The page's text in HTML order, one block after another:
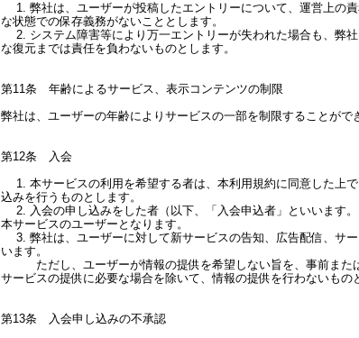
1. 弊社は、ユーザーが投稿したエントリーについて、運営上の
な状態での保存義務がないこととします。
2. システム障害等により万一エントリーが失われた場合も、弊
な復元までは責任を負わないものとします。
第11条 年齢によるサービス、表示コンテンツの制限
弊社は、ユーザーの年齢によりサービスの一部を制限することがで
第12条 入会
1. 本サービスの利用を希望する者は、本利用規約に同意した上
込みを行うものとします。
2. 入会の申し込みをした者（以下、「入会申込者」といいます
本サービスのユーザーとなります。
3. 弊社は、ユーザーに対して新サービスの告知、広告配信、サ
います。
ただし、ユーザーが情報の提供を希望しない旨を、事前また
サービスの提供に必要な場合を除いて、情報の提供を行わないもの
第13条 入会申し込みの不承認